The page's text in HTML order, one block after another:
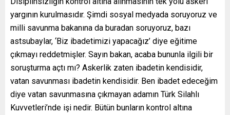
yargının kurulmasıdır. Şimdi sosyal medyada soruyoruz ve
milli savunma bakanına da buradan soruyoruz, bazı
astsubaylar, ‘Biz ibadetimizi yapacağız’ diye eğitime
çıkmayı reddetmişler. Sayın bakan, acaba bununla ilgili bir
soruşturma açtı mı? Askerlik zaten ibadetin kendisidir,
vatan savunması ibadetin kendisidir. Ben ibadet edeceğim
diye vatan savunmasına çıkmayan adamın Türk Silahlı
Kuvvetleri’nde işi nedir. Bütün bunların kontrol altına